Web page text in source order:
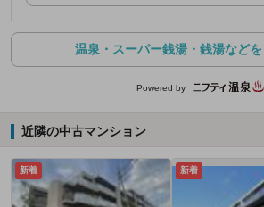
温泉・スーパー銭湯・銭湯など
Powered by
近隣の中古マンション
新着 新着